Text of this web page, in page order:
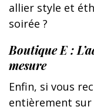
allier style et
soirée ?
Boutique E :
mesure
Enfin, si vous
entièrement sur